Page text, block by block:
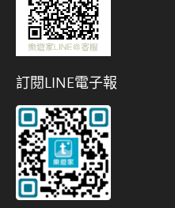
訂閱LINE電子報